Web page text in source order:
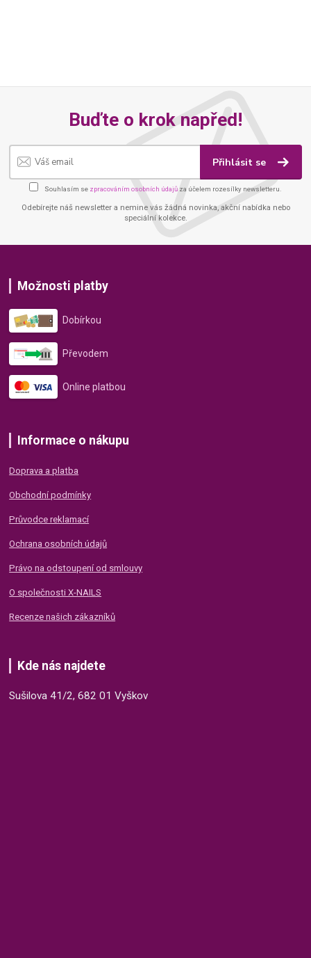
Buďte o krok napřed!
Přihlásit se
Souhlasím se zpracováním osobních údajů za účelem rozesílky newsletteru.
Odebírejte náš newsletter a nemine vás žádná novinka, akční nabídka nebo
speciální kolekce.
Možnosti platby
Dobírkou
Převodem
Online platbou
Informace o nákupu
Doprava a platba
Obchodní podmínky
Průvodce reklamací
Ochrana osobních údajů
Právo na odstoupení od smlouvy
O společnosti X-NAILS
Recenze našich zákazníků
Kde nás najdete
Sušilova 41/2, 682 01 Vyškov